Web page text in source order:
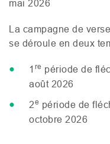
mai 2026
La campagne de
se déroule en deux
1 re période de
août 2026
2e période de
octobre 2026